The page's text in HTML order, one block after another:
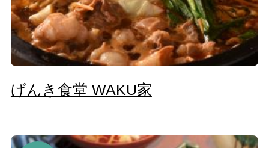
げんき食堂 WAKU家